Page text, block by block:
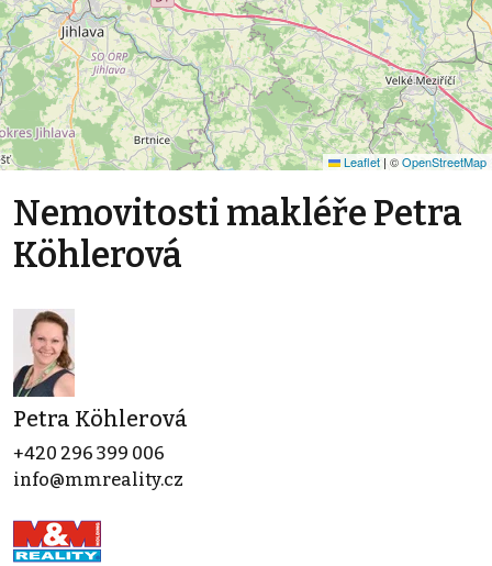
Leaflet | ©OpenStreetMap
Nemovitosti makléře Petra
Köhlerová
Petra Köhlerová
+420 296 399 006
info@mmreality.cz